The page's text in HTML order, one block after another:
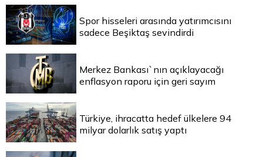
Spor hisseleri arasında yatırımcısını
sadece Beşiktaş sevindirdi
Merkez Bankası`nın açıklayacağı
enflasyon raporu için geri sayım
Türkiye, ihracatta hedef ülkelere 94
milyar dolarlık satış yaptı